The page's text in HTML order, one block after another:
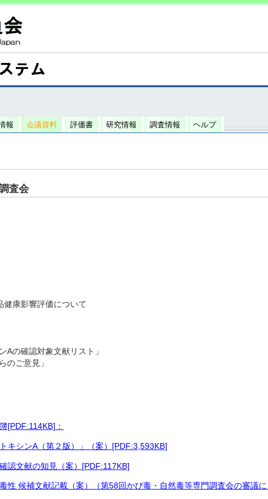
報 会議資料 評価書 研究情報 調査情報 ヘルプ
査会
健康影響評価について
の確認対象文献リスト」
のご意見」
[PDF:114KB]：
キシンA（第２版）」（案）[PDF:3,593KB]
認文献の知見（案）[PDF:117KB]
性 候補文献記載（案）（第58回かび毒・自然毒等専門調査会の審議